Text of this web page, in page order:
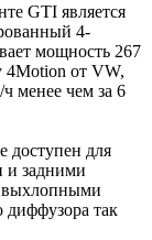
GTI является
4-
мощность 267
4Motion от VW,
ч менее чем за 6
доступен для
и задними
диффузора так